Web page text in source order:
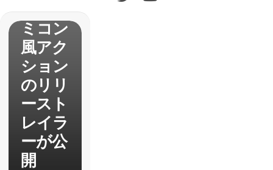
たファ
ミコン
風アク
ション
のリリ
ースト
レイラ
ーが公
開